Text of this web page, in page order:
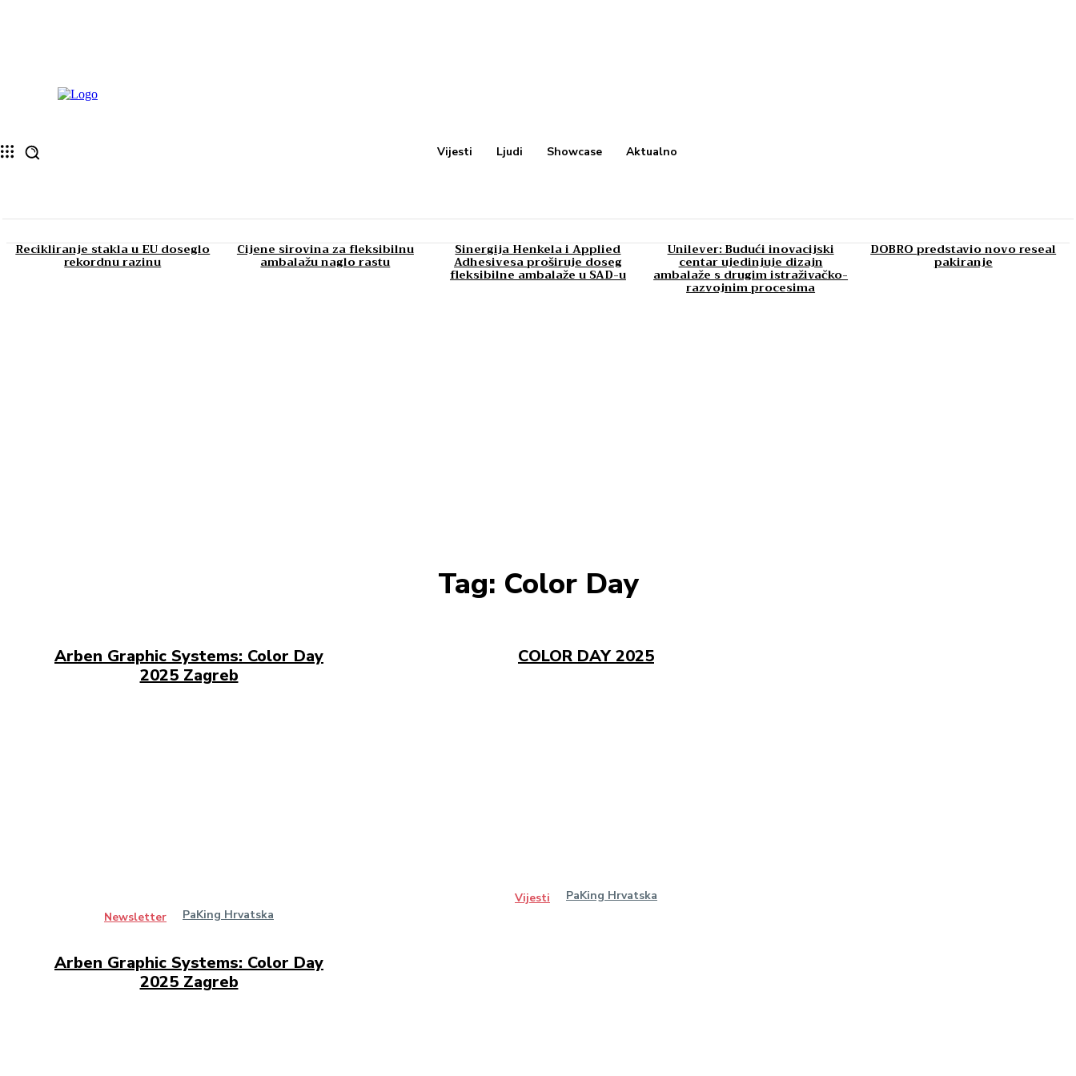
Vijesti Ljudi Showcase Aktualno
Recikliranje stakla u EU doseglo
rekordnu razinu
Cijene sirovina za fleksibilnu
ambalažu naglo rastu
Sinergija Henkela i Applied
Adhesivesa proširuje doseg
fleksibilne ambalaže u SAD-u
Unilever: Budući inovacijski
centar ujedinjuje dizajn
ambalaže s drugim istraživačko-
razvojnim procesima
DOBRO predstavio novo reseal
pakiranje
Tag: Color Day
Arben Graphic Systems: Color Day
2025 Zagreb
Newsletter PaKing Hrvatska
COLOR DAY 2025
Vijesti PaKing Hrvatska
Arben Graphic Systems: Color Day
2025 Zagreb